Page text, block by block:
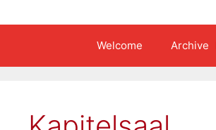
Welcome Archive